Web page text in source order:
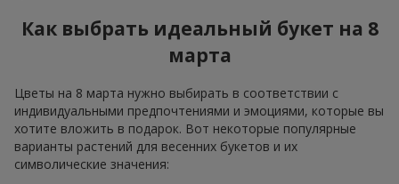
Как выбрать идеальный букет на 8
марта
Цветы на 8 марта нужно выбирать в соответствии с
индивидуальными предпочтениями и эмоциями, которые вы
хотите вложить в подарок. Вот некоторые популярные
варианты растений для весенних букетов и их
символические значения: